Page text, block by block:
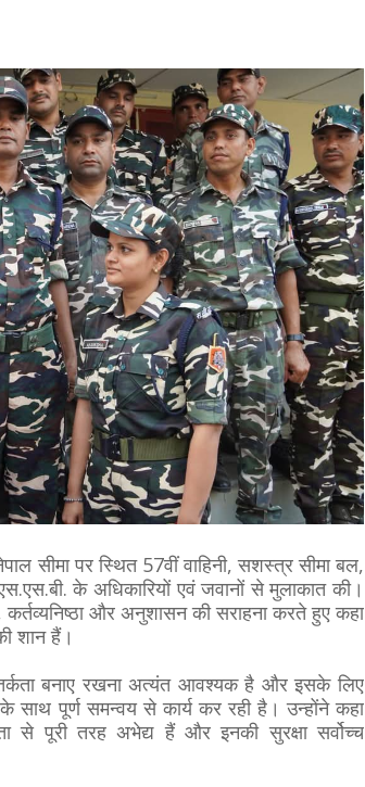
सीमा पर स्थित 57वीं वाहिनी, सशस्त्र सीमा बल,
के अधिकारियों एवं जवानों से मुलाकात की।
और अनुशासन की सराहना करते हुए कहा
शान हैं।
बनाए रखना अत्यंत आवश्यक है और इसके लिए
साथ पूर्ण समन्वय से कार्य कर रही है। उन्होंने कहा
से पूरी तरह अभेद्य हैं और इनकी सुरक्षा सर्वोच्च